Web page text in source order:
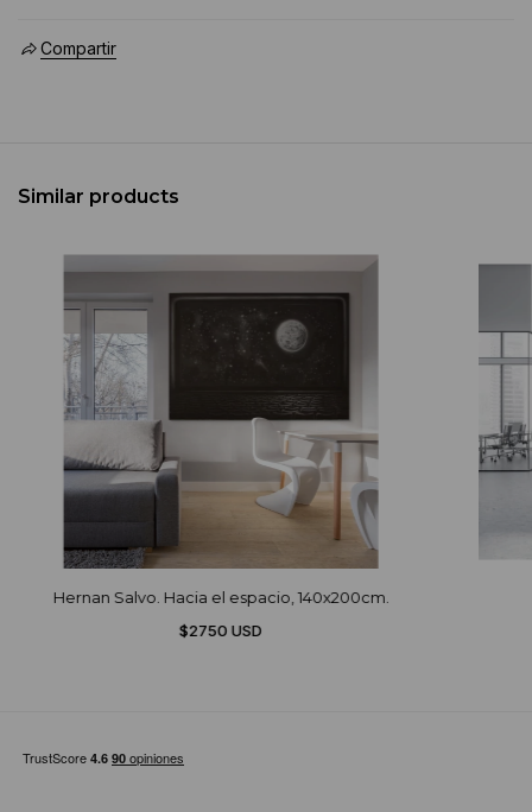
Compartir
Similar products
Hernan Salvo. Hacia el espacio, 140x200cm.
$2750 USD